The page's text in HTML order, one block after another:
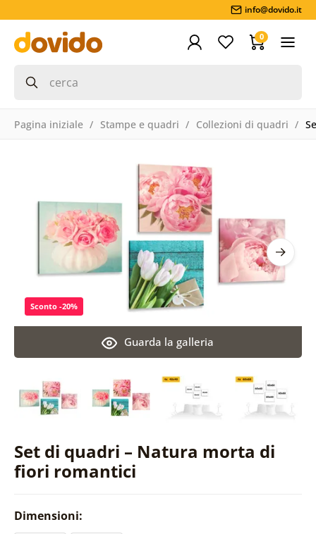
info@dovido.it
0
Pagina iniziale Stampe e quadri Collezioni di quadri
Set di quadri – Natura morta di
fiori romantici
Guarda la galleria
Sconto -20%
Dimensioni: